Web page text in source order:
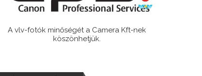
A vlv-fotók minőségét a Camera Kft-nek
köszönhetjük.